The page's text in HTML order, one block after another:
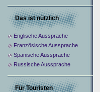
Das ist nützlich
Englische Aussprache
Französische Aussprache
Spanische Aussprache
Russische Aussprache
Für Touristen